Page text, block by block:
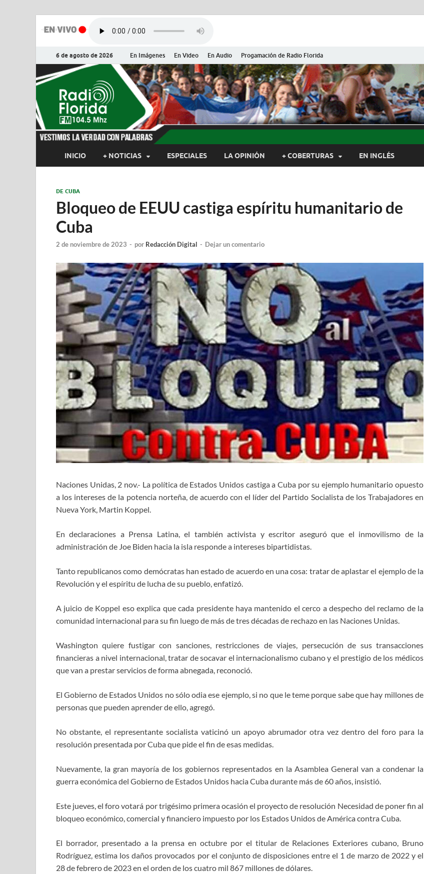
6 de agosto de 2026 En Imágenes En Video En Audio Progamación de Radio Florida
Radio Florida de Cuba
Noticias y Actualidades de Florida, Camagüey, Cuba
INICIO + NOTICIAS ESPECIALES LA OPINIÓN + COBERTURAS EN INGLÉS
DE CUBA
Bloqueo de EEUU castiga espíritu humanitario de
Cuba
2 de noviembre de 2023 - por Redacción Digital - Dejar un comentario
Naciones Unidas, 2 nov.- La política de Estados Unidos castiga a Cuba por su ejemplo humanitario opuesto
a los intereses de la potencia norteña, de acuerdo con el líder del Partido Socialista de los Trabajadores en
Nueva York, Martin Koppel.
En declaraciones a Prensa Latina, el también activista y escritor aseguró que el inmovilismo de la
administración de Joe Biden hacia la isla responde a intereses bipartidistas.
Tanto republicanos como demócratas han estado de acuerdo en una cosa: tratar de aplastar el ejemplo de la
Revolución y el espíritu de lucha de su pueblo, enfatizó.
A juicio de Koppel eso explica que cada presidente haya mantenido el cerco a despecho del reclamo de la
comunidad internacional para su fin luego de más de tres décadas de rechazo en las Naciones Unidas.
Washington quiere fustigar con sanciones, restricciones de viajes, persecución de sus transacciones
financieras a nivel internacional, tratar de socavar el internacionalismo cubano y el prestigio de los médicos
que van a prestar servicios de forma abnegada, reconoció.
El Gobierno de Estados Unidos no sólo odia ese ejemplo, si no que le teme porque sabe que hay millones de
personas que pueden aprender de ello, agregó.
No obstante, el representante socialista vaticinó un apoyo abrumador otra vez dentro del foro para la
resolución presentada por Cuba que pide el fin de esas medidas.
Nuevamente, la gran mayoría de los gobiernos representados en la Asamblea General van a condenar la
guerra económica del Gobierno de Estados Unidos hacia Cuba durante más de 60 años, insistió.
Este jueves, el foro votará por trigésimo primera ocasión el proyecto de resolución Necesidad de poner fin al
bloqueo económico, comercial y financiero impuesto por los Estados Unidos de América contra Cuba.
El borrador, presentado a la prensa en octubre por el titular de Relaciones Exteriores cubano, Bruno
Rodríguez, estima los daños provocados por el conjunto de disposiciones entre el 1 de marzo de 2022 y el
28 de febrero de 2023 en el orden de los cuatro mil 867 millones de dólares.